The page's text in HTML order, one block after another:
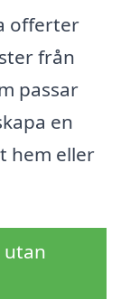
offerter
från
passar
en
hem eller
utan